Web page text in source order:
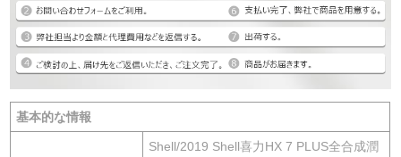
基本的な情報
Shell/2019 Shell喜力HX 7 PLUS全合成潤